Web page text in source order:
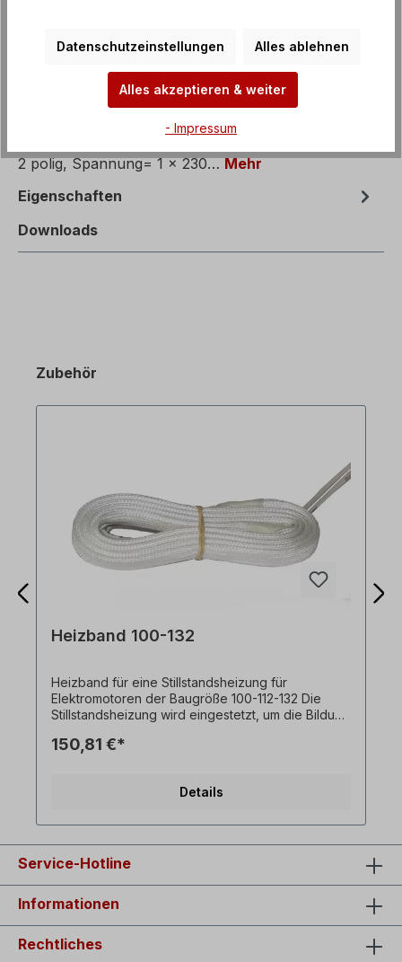
Wechselstrommotor, Einphasenmotor mit Betriebs-
2 polig, Spannung= 1 x 230…Mehr
Eigenschaften
Downloads
Zubehör
Heizband 100-132
Heizband für eine Stillstandsheizung für
Elektromotoren der Baugröße 100-112-132 Die
Stillstandsheizung wird eingestetzt, um die Bildung
verhindern.
150,81 €*
Details
Service-Hotline
Informationen
Rechtliches
Datenschutzeinstellungen Alles ablehnen
Alles akzeptieren & weiter
- Impressum